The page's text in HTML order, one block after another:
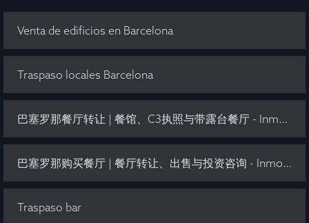
Venta de edificios en Barcelona
Traspaso locales Barcelona
巴塞罗那餐厅转让 | 餐馆、C3执照与带露台餐厅 - Inmo Olaya
巴塞罗那购买餐厅 | 餐厅转让、出售与投资咨询 - Inmo Olaya
Traspaso bar